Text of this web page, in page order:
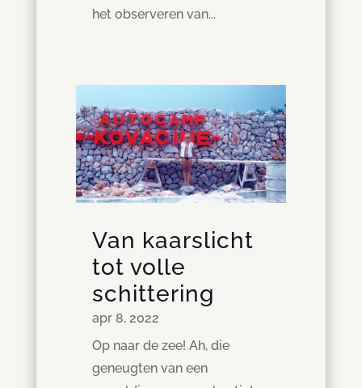
het observeren van...
Van kaarslicht
tot volle
schittering
apr 8, 2022
Op naar de zee! Ah, die
geneugten van een